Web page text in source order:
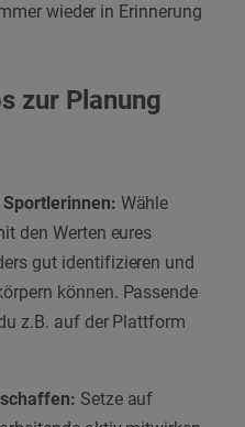
wieder in Erinnerung
zur Planung
Wähle
den Werten eures
gut identifizieren und
können. Passende
z.B. auf der Plattform
Setze auf